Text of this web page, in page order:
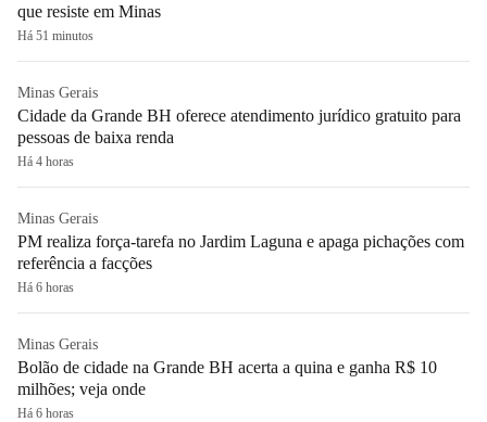
que resiste em Minas
Há 51 minutos
Minas Gerais
Cidade da Grande BH oferece atendimento jurídico gratuito para
pessoas de baixa renda
Há 4 horas
Minas Gerais
PM realiza força-tarefa no Jardim Laguna e apaga pichações com
referência a facções
Há 6 horas
Minas Gerais
Bolão de cidade na Grande BH acerta a quina e ganha R$ 10
milhões; veja onde
Há 6 horas